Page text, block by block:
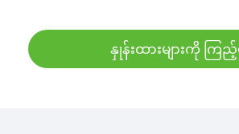
နှုန်းထားများကို ကြည့်